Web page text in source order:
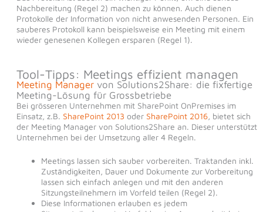
Nachbereitung (Regel 2) machen zu können. Auch dienen
Protokolle der Information von nicht anwesenden Personen. Ein
sauberes Protokoll kann beispielsweise ein Meeting mit einem
wieder genesenen Kollegen ersparen (Regel 1).
Tool-Tipps: Meetings effizient managen
Meeting Managervon Solutions2Share: die fixfertige
Meeting-Lösung für Grossbetriebe
Bei grösseren Unternehmen mit SharePoint OnPremises im
Einsatz, z.B. SharePoint 2013 oder SharePoint 2016, bietet sich
der Meeting Manager von Solutions2Share an. Dieser unterstützt
Unternehmen bei der Umsetzung aller 4 Regeln.
Meetings lassen sich sauber vorbereiten. Traktanden inkl.
Zuständigkeiten, Dauer und Dokumente zur Vorbereitung
lassen sich einfach anlegen und mit den anderen
Sitzungsteilnehmern im Vorfeld teilen (Regel 2).
Diese Informationen erlauben es jedem